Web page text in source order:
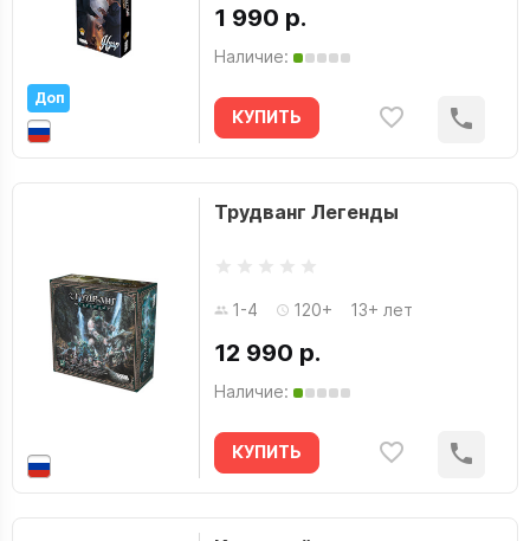
Доп
1 990 р.
Наличие:
КУПИТЬ
Трудванг Легенды
1-4 120+ 13+ лет
12 990 р.
Наличие:
КУПИТЬ